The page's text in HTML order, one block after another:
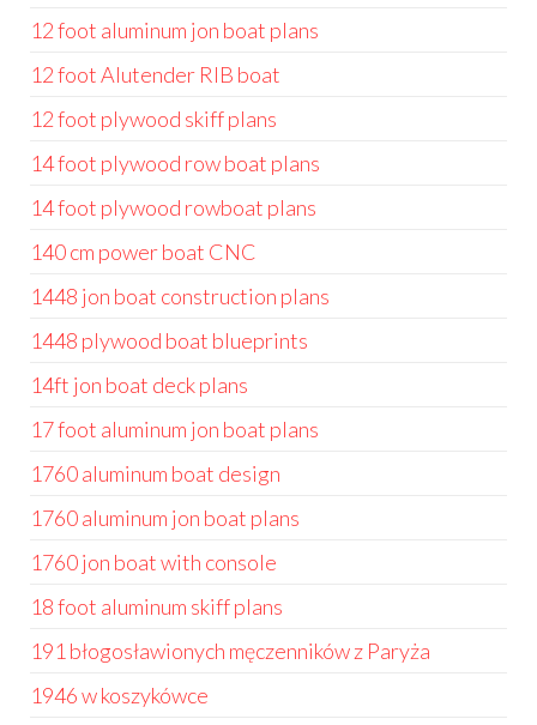
12 foot aluminum jon boat plans
12 foot Alutender RIB boat
12 foot plywood skiff plans
14 foot plywood row boat plans
14 foot plywood rowboat plans
140 cm power boat CNC
1448 jon boat construction plans
1448 plywood boat blueprints
14ft jon boat deck plans
17 foot aluminum jon boat plans
1760 aluminum boat design
1760 aluminum jon boat plans
1760 jon boat with console
18 foot aluminum skiff plans
191 błogosławionych męczenników z Paryża
1946 w koszykówce